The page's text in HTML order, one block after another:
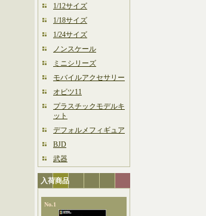
1/12サイズ
1/18サイズ
1/24サイズ
ノンスケール
ミニシリーズ
モバイルアクセサリー
オビツ11
プラスチックモデルキ
ット
デフォルメフィギュア
BJD
武器
入荷商品
No.1